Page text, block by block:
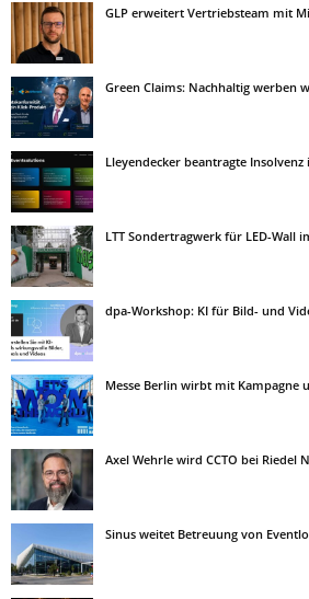
GLP erweitert Vertriebsteam mit
Green Claims: Nachhaltig werben
Lleyendecker beantragte
LTT Sondertragwerk für LED-Wall
dpa-Workshop: KI für Bild- und
Messe Berlin wirbt mit Kampagne
Axel Wehrle wird CCTO bei Riedel
Sinus weitet Betreuung von